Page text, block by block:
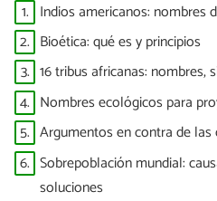
1. Indios americanos: nombres
2. Bioética: qué es y principios
3. 16 tribus africanas: nombres,
4. Nombres ecológicos para
5. Argumentos en contra de
6. Sobrepoblación mundial:
soluciones